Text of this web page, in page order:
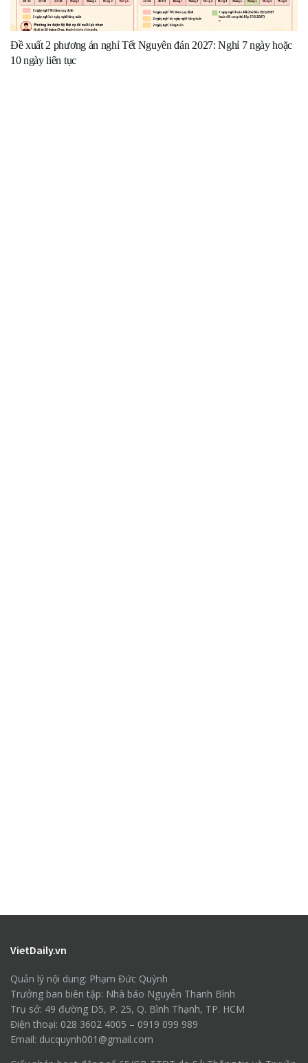
Đề xuất 2 phương án nghỉ Tết Nguyên đán 2027: Nghỉ 7 ngày hoặc
10 ngày liên tục
VietDaily.vn
Quản lý nội dung: Phạm Đức Quỳnh
Trưởng ban biên tập: Nhà báo Nguyễn Thanh Bình
Trụ sở: 49 đường D5, P. 25, Q. Bình Thạnh, TP. HCM
Điện thoại: 028 3602 4005 – 0919 099 989
Email: ducquynh001@gmail.com